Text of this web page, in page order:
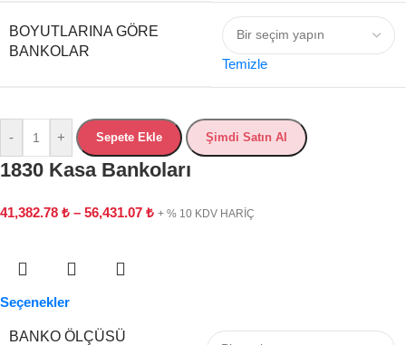
BOYUTLARINA GÖRE
BANKOLAR
Temizle
- + Sepete Ekle Şimdi Satın Al
1830 Kasa Bankoları
41,382.78 ₺ – 56,431.07 ₺ + % 10 KDV HARİÇ
Seçenekler
BANKO ÖLÇÜSÜ